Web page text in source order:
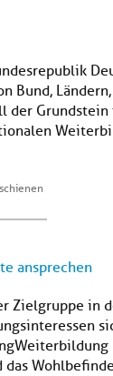
Bund,
der Grundstein
ansprechen
Zielgruppe in